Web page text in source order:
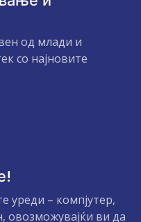
од млади и
со најновите
уреди – компјутер,
овозможувајќи ви да